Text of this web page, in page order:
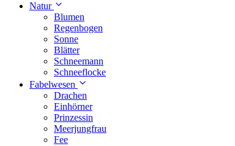
Natur
Blumen
Regenbogen
Sonne
Blätter
Schneemann
Schneeflocke
Fabelwesen
Drachen
Einhörner
Prinzessin
Meerjungfrau
Fee